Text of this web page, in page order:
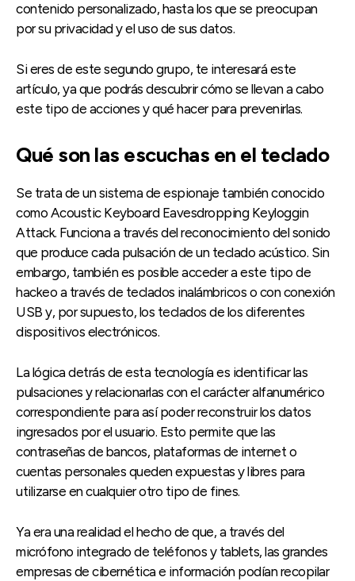
contenido personalizado, hasta los que se preocupan
por su privacidad y el uso de sus datos.
Si eres de este segundo grupo, te interesará este
artículo, ya que podrás descubrir cómo se llevan a cabo
este tipo de acciones y qué hacer para prevenirlas.
Qué son las escuchas en el teclado
Se trata de un sistema de espionaje también conocido
como Acoustic Keyboard Eavesdropping Keyloggin
Attack. Funciona a través del reconocimiento del sonido
que produce cada pulsación de un teclado acústico. Sin
embargo, también es posible acceder a este tipo de
hackeo a través de teclados inalámbricos o con conexión
USB y, por supuesto, los teclados de los diferentes
dispositivos electrónicos.
La lógica detrás de esta tecnología es identificar las
pulsaciones y relacionarlas con el carácter alfanumérico
correspondiente para así poder reconstruir los datos
ingresados por el usuario. Esto permite que las
contraseñas de bancos, plataformas de internet o
cuentas personales queden expuestas y libres para
utilizarse en cualquier otro tipo de fines.
Ya era una realidad el hecho de que, a través del
micrófono integrado de teléfonos y tablets, las grandes
empresas de cibernética e información podían recopilar